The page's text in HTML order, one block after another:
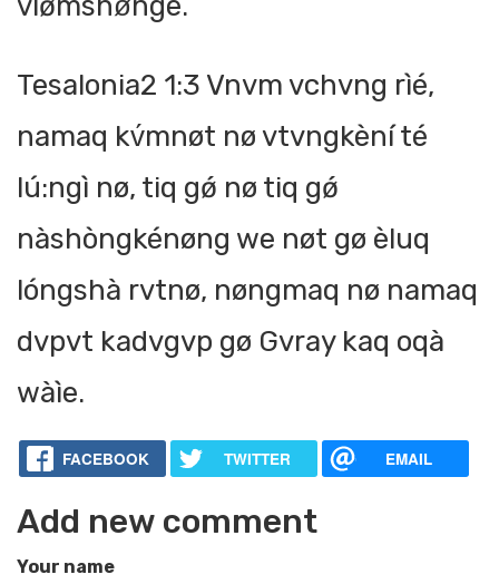
Tesalonia2 1:3 Vnvm vchvng rìé,
namaq kv́mnøt nø vtvngkèní té
lú:ngì nø, tiq gǿ nø tiq gǿ
nàshòngkénøng we nøt gø èluq
lóngshà rvtnø, nøngmaq nø namaq
dvpvt kadvgvp gø Gvray kaq oqà
wàìe.
FACEBOOK TWITTER EMAIL
Add new comment
Your name